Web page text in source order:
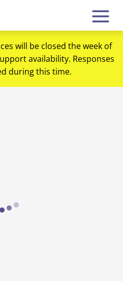
will be closed the week of
availability. Responses
during this time.
Loading...